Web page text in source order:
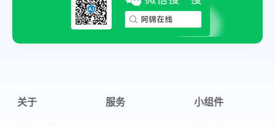
关于 服务 小组件